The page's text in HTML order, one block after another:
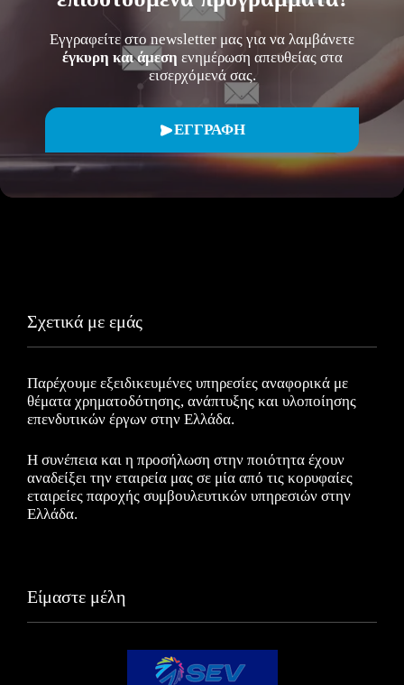
Εγγραφείτε στο newsletter μας για να λαμβάνετε
έγκυρη και άμεση ενημέρωση απευθείας στα
εισερχόμενά σας.
ΕΓΓΡΑΦΗ
Σχετικά με εμάς
Παρέχουμε εξειδικευμένες υπηρεσίες αναφορικά με
θέματα χρηματοδότησης, ανάπτυξης και υλοποίησης
επενδυτικών έργων στην Ελλάδα.
Η συνέπεια και η προσήλωση στην ποιότητα έχουν
αναδείξει την εταιρεία μας σε μία από τις κορυφαίες
εταιρείες παροχής συμβουλευτικών υπηρεσιών στην
Ελλάδα.
Είμαστε μέλη